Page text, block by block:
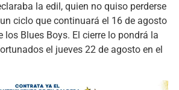
la edil, quien no quiso perderse
ciclo que continuará el 16 de agosto
los Blues Boys. El cierre lo pondrá la
el jueves 22 de agosto en el